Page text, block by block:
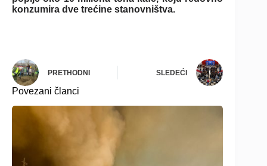
konzumira dve trećine stanovništva.
PRETHODNI SLEDEĆI
Povezani članci